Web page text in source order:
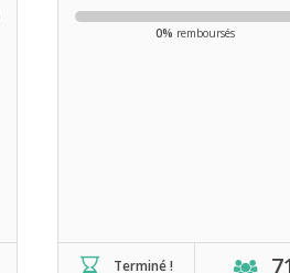
0% remboursés
Terminé !